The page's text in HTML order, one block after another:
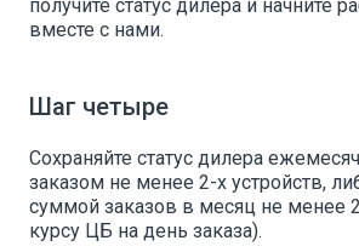
получите статус дилера и начните
вместе с нами.
Шаг четыре
Сохраняйте статус дилера
заказом не менее 2-х устройств,
суммой заказов в месяц не менее
курсу ЦБ на день заказа).